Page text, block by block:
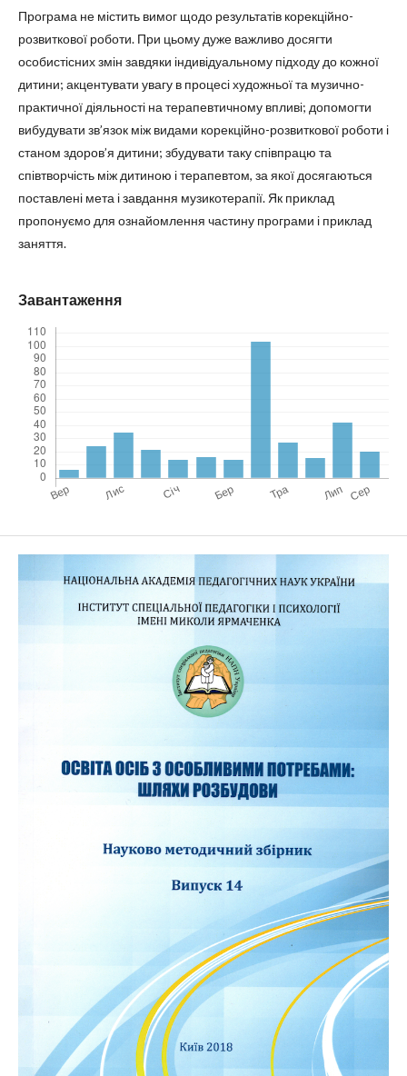
Програма не містить вимог щодо результатів корекційно-
розвиткової роботи. При цьому дуже важливо досягти
особистісних змін завдяки індивідуальному підходу до кожної
дитини; акцентувати увагу в процесі художньої та музично-
практичної діяльності на терапевтичному впливі; допомогти
вибудувати зв’язок між видами корекційно-розвиткової роботи і
станом здоров’я дитини; збудувати таку співпрацю та
співтворчість між дитиною і терапевтом, за якої досягаються
поставлені мета і завдання музикотерапії. Як приклад
пропонуємо для ознайомлення частину програми і приклад
заняття.
Завантаження